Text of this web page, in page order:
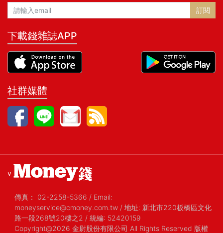
訂閱
下載錢雜誌APP
社群媒體
v
傳真： 02-2258-5366 / Email:
moneyservice@cmoney.com.tw / 地址: 新北市220板橋區文化
路一段268號20樓之2 / 統編: 52420159
Copyright@2026 金尉股份有限公司 All Rights Reserved 版權